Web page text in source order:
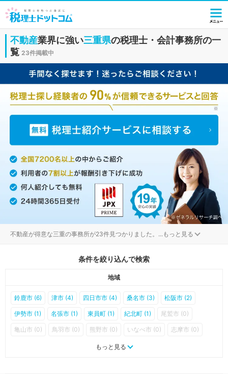
不動産業界に強い三重県の税理士・会計事務所の一
覧 23件掲載中
不動産が得意な三重の事務所が23件見つかりました。 ...もっと見る
条件を絞り込んで検索
地域
鈴鹿市 (6) 津市 (4) 四日市市 (4) 桑名市 (3) 松阪市 (2)
伊勢市 (1) 名張市 (1) 東員町 (1) 紀北町 (1) 尾鷲市 (0)
亀山市 (0) 鳥羽市 (0) 熊野市 (0) いなべ市 (0) 志摩市 (0)
菰野町 (0)
もっと見る